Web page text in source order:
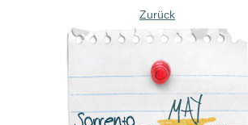
Zurück